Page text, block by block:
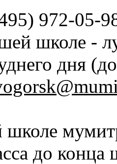
972-05-
школе -
дня
до